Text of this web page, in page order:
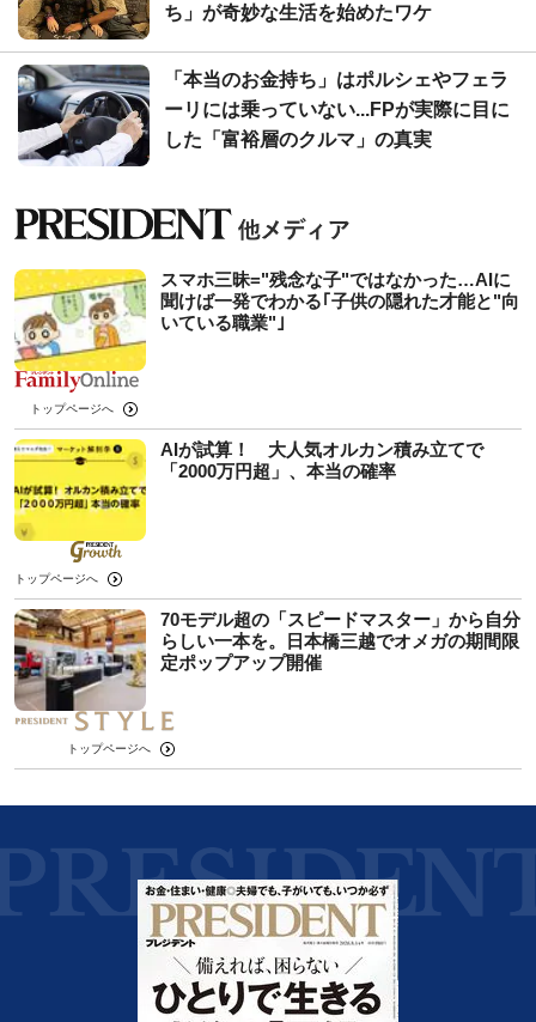
ち」が奇妙な生活を始めたワケ
「本当のお金持ち」はポルシェやフェラ
ーリには乗っていない...FPが実際に目に
した「富裕層のクルマ」の真実
スマホ三昧="残念な子"ではなかった…AIに
聞けば一発でわかる｢子供の隠れた才能と"向
いている職業"｣
トップページへ
AIが試算！ 大人気オルカン積み立てで
「2000万円超」、本当の確率
トップページへ
70モデル超の「スピードマスター」から自分
らしい一本を。日本橋三越でオメガの期間限
定ポップアップ開催
トップページへ